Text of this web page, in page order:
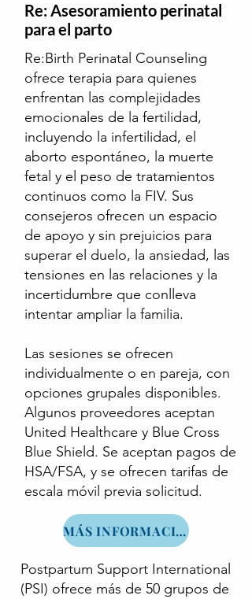
Re: Asesoramiento perinatal
para el parto
Re:Birth Perinatal Counseling
ofrece terapia para quienes
enfrentan las complejidades
emocionales de la fertilidad,
incluyendo la infertilidad, el
aborto espontáneo, la muerte
fetal y el peso de tratamientos
continuos como la FIV. Sus
consejeros ofrecen un espacio
de apoyo y sin prejuicios para
superar el duelo, la ansiedad, las
tensiones en las relaciones y la
incertidumbre que conlleva
intentar ampliar la familia.
Las sesiones se ofrecen
individualmente o en pareja, con
opciones grupales disponibles.
Algunos proveedores aceptan
United Healthcare y Blue Cross
Blue Shield. Se aceptan pagos de
HSA/FSA, y se ofrecen tarifas de
escala móvil previa solicitud.
MÁS INFORMACIÓN
Postpartum Support International
(PSI) ofrece más de 50 grupos de